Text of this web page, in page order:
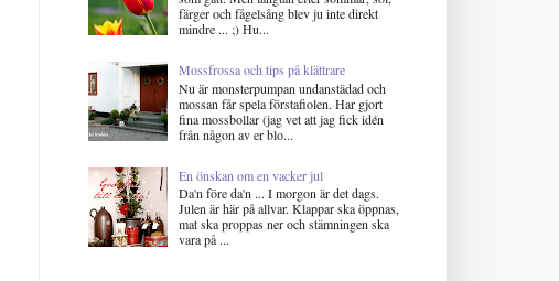
färger och fågelsång blev ju inte direkt
mindre ... ;) Hu...
Mossfrossa och tips på klättrare
Nu är monsterpumpan undanstädad och
mossan får spela förstafiolen. Har gjort
fina mossbollar (jag vet att jag fick idén
från någon av er blo...
En önskan om en vacker jul
Da'n före da'n ... I morgon är det dags.
Julen är här på allvar. Klappar ska öppnas,
mat ska proppas ner och stämningen ska
vara på ...